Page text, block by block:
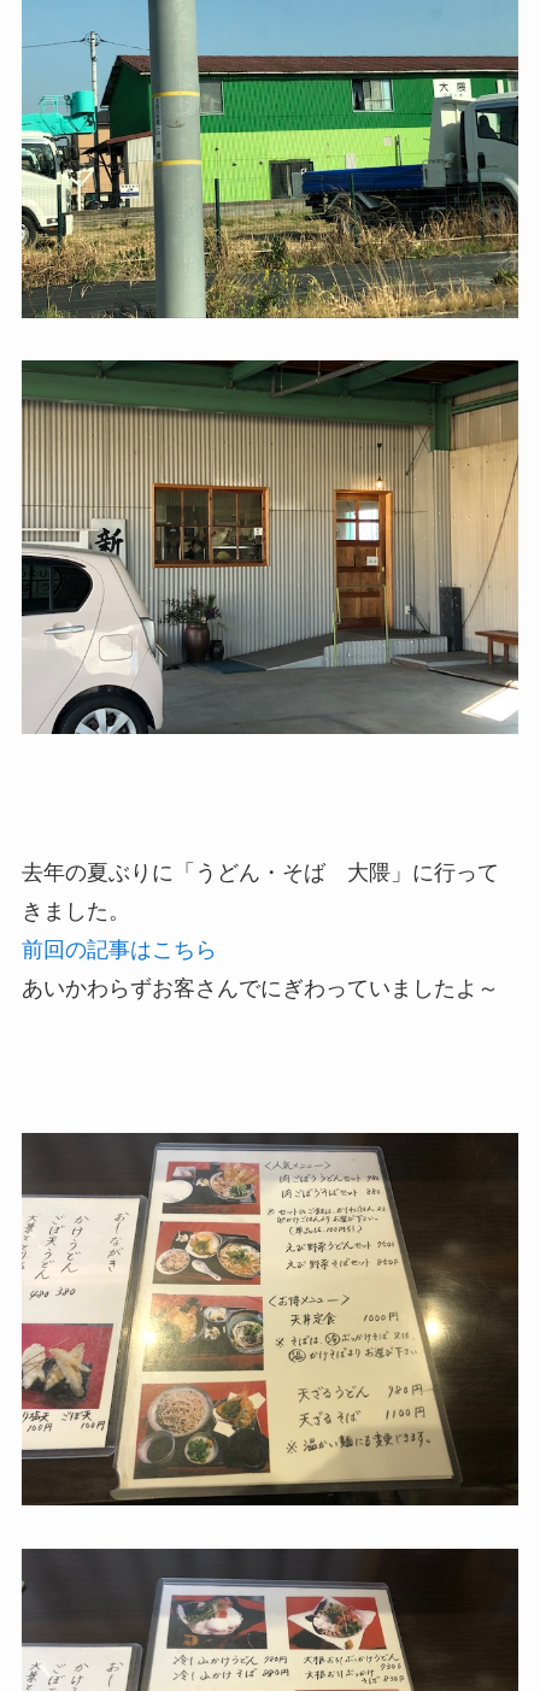
去年の夏ぶりに「うどん・そば 大隈」に行って
きました。
前回の記事はこちら
あいかわらずお客さんでにぎわっていましたよ～